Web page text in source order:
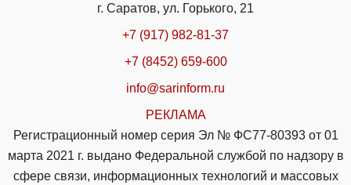
г. Саратов, ул. Горького, 21
+7 (917) 982-81-37
+7 (8452) 659-600
info@sarinform.ru
РЕКЛАМА
Регистрационный номер серия Эл № ФС77-80393 от 01
марта 2021 г. выдано Федеральной службой по надзору в
сфере связи, информационных технологий и массовых